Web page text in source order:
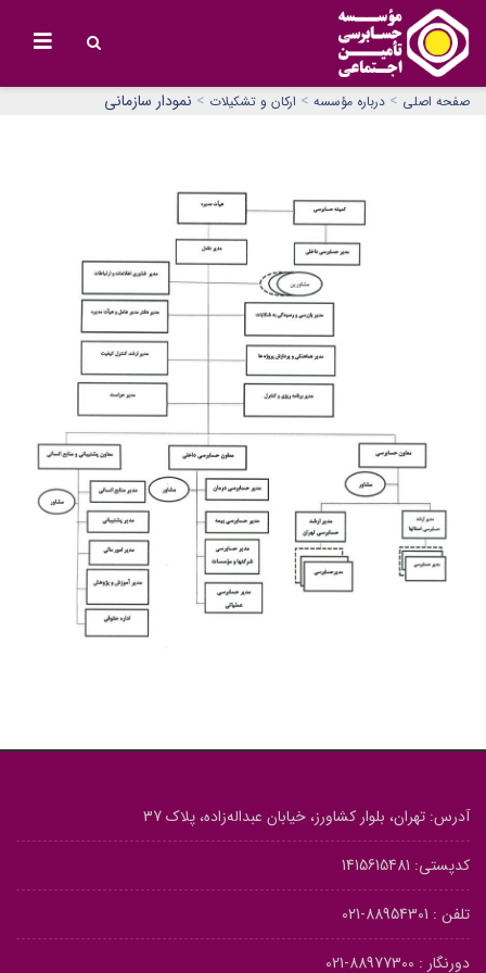
صفحه اصلی > درباره مؤسسه > ارکان و تشکیلات > نمودار سازمانی
آدرس: تهران، بلوار کشاورز، خیابان عبداله‌زاده، پلاک 37
کدپستی: 1415615481
تلفن : 88954301-021
دورنگار : 88977300-021